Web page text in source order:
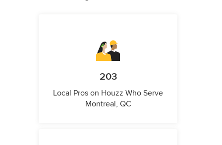
203
Local Pros on Houzz Who Serve
Montreal, QC